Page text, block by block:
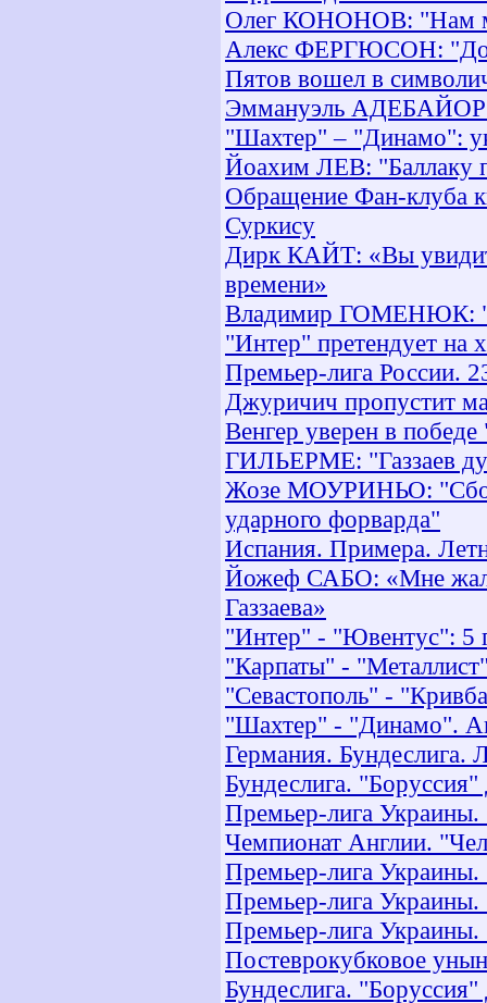
Олег КОНОНОВ: "Нам
Алекс ФЕРГЮСОН:
Пятов вошел в
Эммануэль АДЕБАЙОР:
"Шахтер" – "Динамо":
Йоахим ЛЕВ: "Баллаку
Обращение Фан-клуба
Суркису
Дирк КАЙТ: «Вы
времени»
Владимир ГОМЕНЮК:
"Интер" претендует на
Премьер-лига России.
Джуричич пропустит
Венгер уверен в
ГИЛЬЕРМЕ: "Газзаев
Жозе МОУРИНЬО:
ударного форварда"
Испания. Примера.
Йожеф САБО: «Мне
Газзаева»
"Интер" - "Ювентус": 5
"Карпаты" -
"Севастополь" -
"Шахтер" - "Динамо".
Германия. Бундеслига.
Бундеслига.
Премьер-лига
Чемпионат Англии.
Премьер-лига
Премьер-лига
Премьер-лига
Постеврокубковое
Бундеслига.